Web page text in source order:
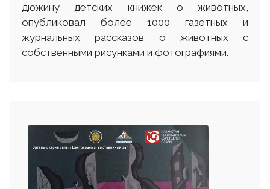
дюжину детских книжек о животных,
опубликовал более 1000 газетных и
журнальных рассказов о животных с
собственными рисунками и фотографиями.